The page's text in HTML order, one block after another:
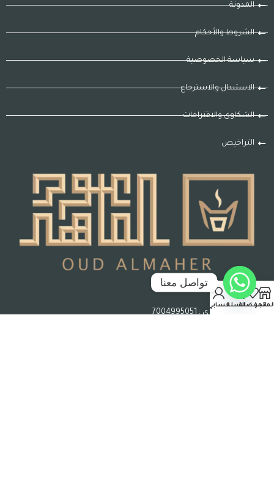
المدونة
الشروط والأحكام
سياسة الخصوصية
الاستبدال والاسترجاع
الشكاوى والاقتراحات
التراخيص
جدة – المملكة العربية السعودية
رقم السجل التجاري : 7004995051
المفضلةالسلةحسابي
تواصل معنا